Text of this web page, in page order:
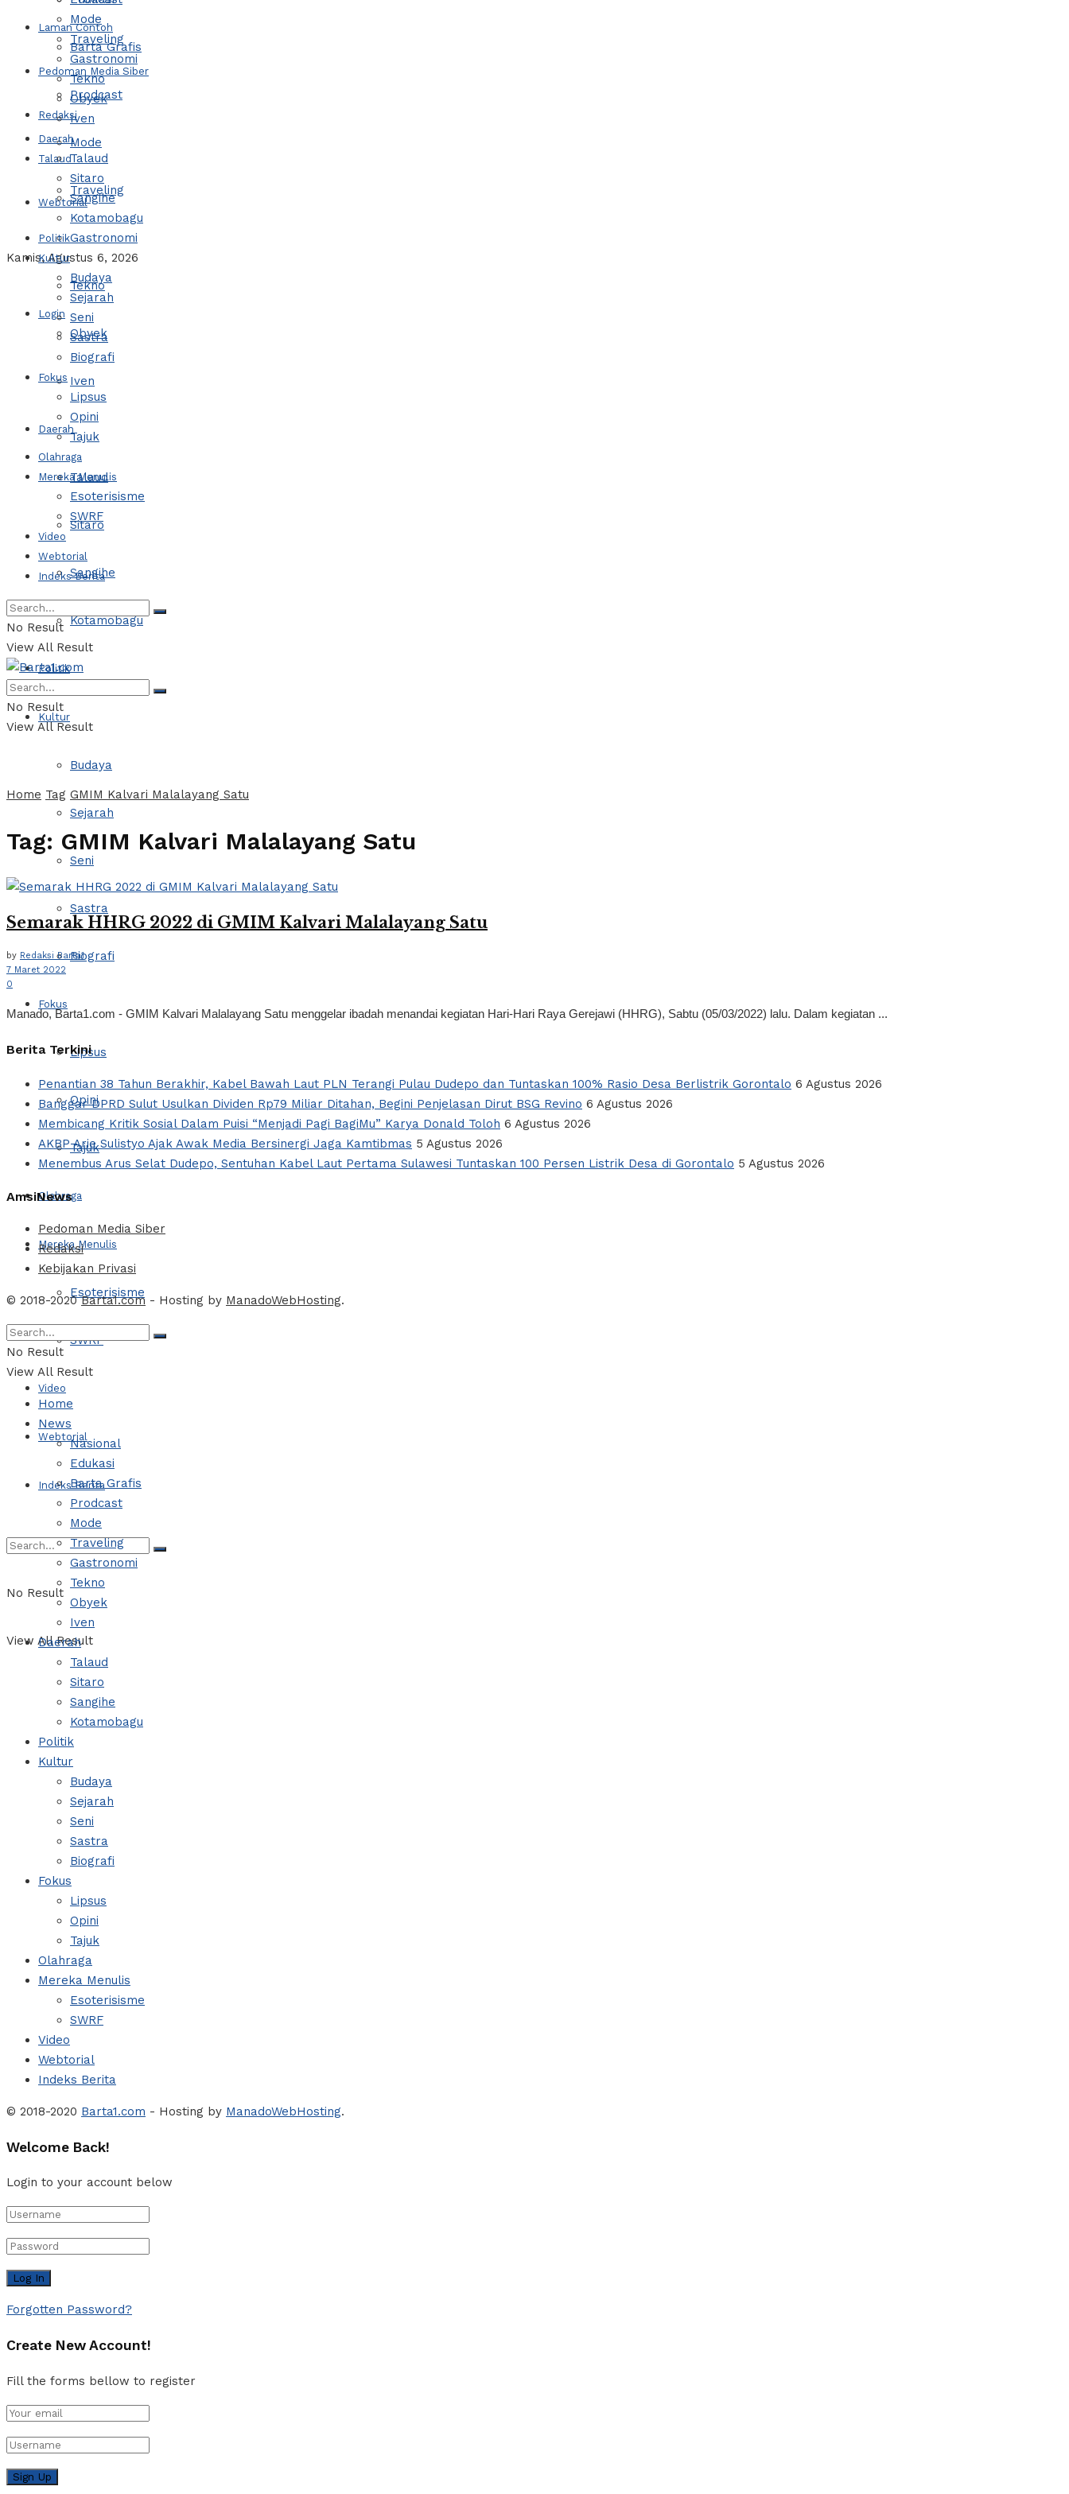
Laman Contoh
Pedoman Media Siber
Redaksi
Talaud
Webtorial
Kamis, Agustus 6, 2026
Login
Barta Grafis
Prodcast
Mode
Traveling
Gastronomi
Tekno
Obyek
Iven
Daerah
Talaud
Sitaro
Sangihe
Kotamobagu
Politik
Kultur
Budaya
Sejarah
Seni
Sastra
Biografi
Fokus
Lipsus
Opini
Tajuk
Olahraga
Mereka Menulis
Esoterisisme
SWRF
Video
Webtorial
Indeks Berita
No Result
View All Result
Mode
Traveling
Gastronomi
Tekno
Obyek
Iven
Daerah
Talaud
Sitaro
Sangihe
Kotamobagu
Politik
Kultur
Budaya
Sejarah
Seni
Sastra
Biografi
Fokus
Lipsus
Opini
Tajuk
Olahraga
Mereka Menulis
Esoterisisme
SWRF
Video
Webtorial
Indeks Berita
No Result
View All Result
No Result
View All Result
Home Tag GMIM Kalvari Malalayang Satu
Tag: GMIM Kalvari Malalayang Satu
Semarak HHRG 2022 di GMIM Kalvari Malalayang Satu
by Redaksi Barta1
7 Maret 2022
0
Manado, Barta1.com - GMIM Kalvari Malalayang Satu menggelar ibadah menandai kegiatan Hari-Hari Raya Gerejawi (HHRG), Sabtu (05/03/2022) lalu. Dalam kegiatan ...
Berita Terkini
Penantian 38 Tahun Berakhir, Kabel Bawah Laut PLN Terangi Pulau Dudepo dan Tuntaskan 100% Rasio Desa Berlistrik Gorontalo 6 Agustus 2026
Banggar DPRD Sulut Usulkan Dividen Rp79 Miliar Ditahan, Begini Penjelasan Dirut BSG Revino 6 Agustus 2026
Membicang Kritik Sosial Dalam Puisi “Menjadi Pagi BagiMu” Karya Donald Toloh 6 Agustus 2026
AKBP Arie Sulistyo Ajak Awak Media Bersinergi Jaga Kamtibmas 5 Agustus 2026
Menembus Arus Selat Dudepo, Sentuhan Kabel Laut Pertama Sulawesi Tuntaskan 100 Persen Listrik Desa di Gorontalo 5 Agustus 2026
AmsiNews
Pedoman Media Siber
Redaksi
Kebijakan Privasi
© 2018-2020Barta1.com - Hosting by ManadoWebHosting.
No Result
View All Result
Home
News
Nasional
Edukasi
Barta Grafis
Prodcast
Mode
Traveling
Gastronomi
Tekno
Obyek
Iven
Daerah
Talaud
Sitaro
Sangihe
Kotamobagu
Politik
Kultur
Budaya
Sejarah
Seni
Sastra
Biografi
Fokus
Lipsus
Opini
Tajuk
Olahraga
Mereka Menulis
Esoterisisme
SWRF
Video
Webtorial
Indeks Berita
© 2018-2020 Barta1.com - Hosting by ManadoWebHosting.
Welcome Back!
Login to your account below
Forgotten Password?
Create New Account!
Fill the forms bellow to register